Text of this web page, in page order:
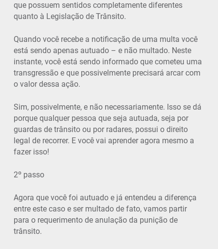
que possuem sentidos completamente diferentes
quanto à Legislação de Trânsito.
Quando você recebe a notificação de uma multa você
está sendo apenas autuado – e não multado. Neste
instante, você está sendo informado que cometeu uma
transgressão e que possivelmente precisará arcar com
o valor dessa ação.
Sim, possivelmente, e não necessariamente. Isso se dá
porque qualquer pessoa que seja autuada, seja por
guardas de trânsito ou por radares, possui o direito
legal de recorrer. E você vai aprender agora mesmo a
fazer isso!
2º passo
Agora que você foi autuado e já entendeu a diferença
entre este caso e ser multado de fato, vamos partir
para o requerimento de anulação da punição de
trânsito.